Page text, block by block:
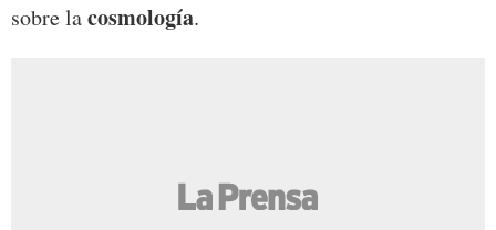
sobre lacosmología.